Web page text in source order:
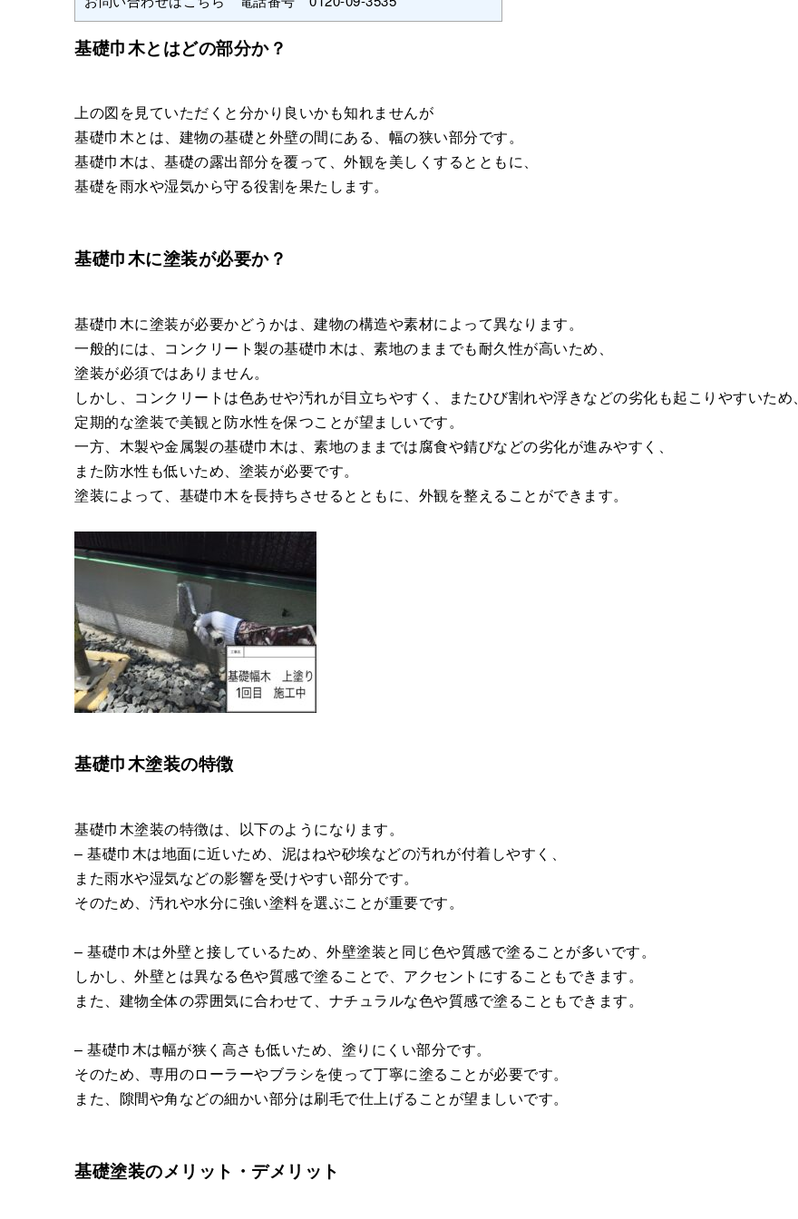
基礎巾木とはどの部分か？
上の図を見ていただくと分かり良いかも知れませんが
基礎巾木とは、建物の基礎と外壁の間にある、幅の狭い部分です。
基礎巾木は、基礎の露出部分を覆って、外観を美しくするとともに、
基礎を雨水や湿気から守る役割を果たします。
基礎巾木に塗装が必要か？
基礎巾木に塗装が必要かどうかは、建物の構造や素材によって異なります。
一般的には、コンクリート製の基礎巾木は、素地のままでも耐久性が高いため、
塗装が必須ではありません。
しかし、コンクリートは色あせや汚れが目立ちやすく、またひび割れや浮きなどの劣化も起こりやすいため、
定期的な塗装で美観と防水性を保つことが望ましいです。
一方、木製や金属製の基礎巾木は、素地のままでは腐食や錆びなどの劣化が進みやすく、
また防水性も低いため、塗装が必要です。
塗装によって、基礎巾木を長持ちさせるとともに、外観を整えることができます。
基礎巾木塗装の特徴
基礎巾木塗装の特徴は、以下のようになります。
– 基礎巾木は地面に近いため、泥はねや砂埃などの汚れが付着しやすく、
また雨水や湿気などの影響を受けやすい部分です。
そのため、汚れや水分に強い塗料を選ぶことが重要です。
– 基礎巾木は外壁と接しているため、外壁塗装と同じ色や質感で塗ることが多いです。
しかし、外壁とは異なる色や質感で塗ることで、アクセントにすることもできます。
また、建物全体の雰囲気に合わせて、ナチュラルな色や質感で塗ることもできます。
– 基礎巾木は幅が狭く高さも低いため、塗りにくい部分です。
そのため、専用のローラーやブラシを使って丁寧に塗ることが必要です。
また、隙間や角などの細かい部分は刷毛で仕上げることが望ましいです。
基礎塗装のメリット・デメリット